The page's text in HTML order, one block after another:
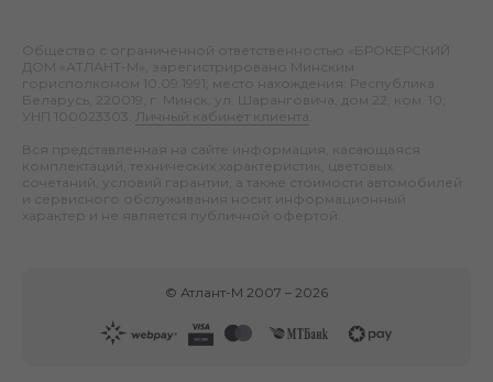
Общество с ограниченной ответственностью «БРОКЕРСКИЙ
ДОМ «АТЛАНТ-М», зарегистрировано Минским
горисполкомом 10.09.1991; место нахождения: Республика
Беларусь, 220019, г. Минск, ул. Шаранговича, дом 22, ком. 10;
УНП 100023303.
Личный кабинет клиента
Вся представленная на сайте информация, касающаяся
комплектаций, технических характеристик, цветовых
сочетаний, условий гарантии, а также стоимости автомобилей
и сервисного обслуживания носит информационный
характер и не является публичной офертой.
© Атлант-М 2007 – 2026